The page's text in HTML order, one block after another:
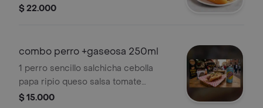
tomate mostaza mayonesa y piña +
$ 22.000
combo perro +gaseosa 250ml
1 perro sencillo salchicha cebolla
papa ripio queso salsa tomate
mayonesa piña +1 gaseosa zero
$ 15.000